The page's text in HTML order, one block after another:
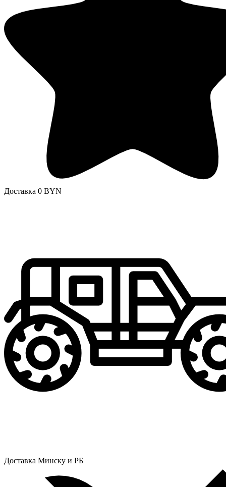
Доставка 0 BYN
Доставка Минску и РБ